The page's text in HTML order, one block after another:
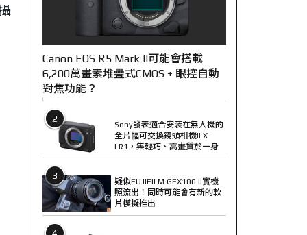
Canon EOS R5 Mark II可能會搭載
6,200萬畫素堆疊式CMOS + 眼控自動
對焦功能？
2
Sony發表適合安裝在無人機的
全片幅可交換鏡頭相機ILX-
LR1，集輕巧、高畫質於一身
3
疑似FUJIFILM GFX100 II實機
照流出！同時可能會有新的軟
片模擬推出
4